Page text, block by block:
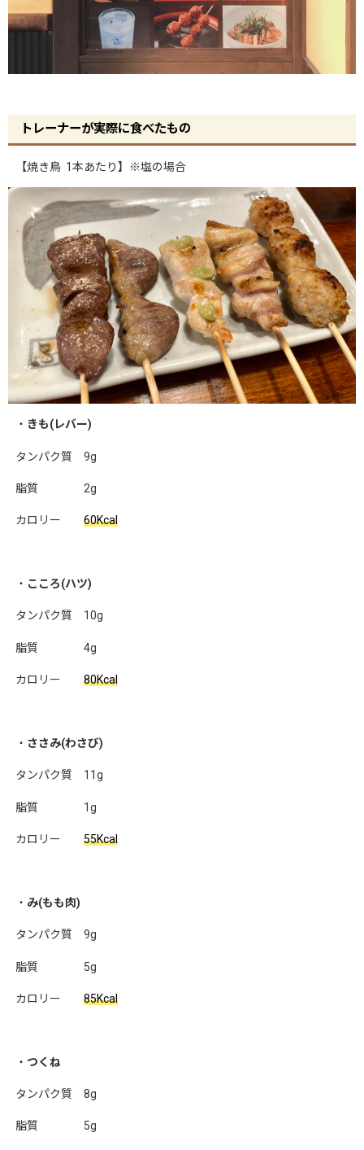
トレーナーが実際に食べたもの
【焼き鳥 1本あたり】※塩の場合
・ きも(レバー)
タンパク質 9g
脂質 2g
カロリー 60Kcal
・ こころ(ハツ)
タンパク質 10g
脂質 4g
カロリー 80Kcal
・ ささみ(わさび)
タンパク質 11g
脂質 1g
カロリー 55Kcal
・ み(もも肉)
タンパク質 9g
脂質 5g
カロリー 85Kcal
・ つくね
タンパク質 8g
脂質 5g